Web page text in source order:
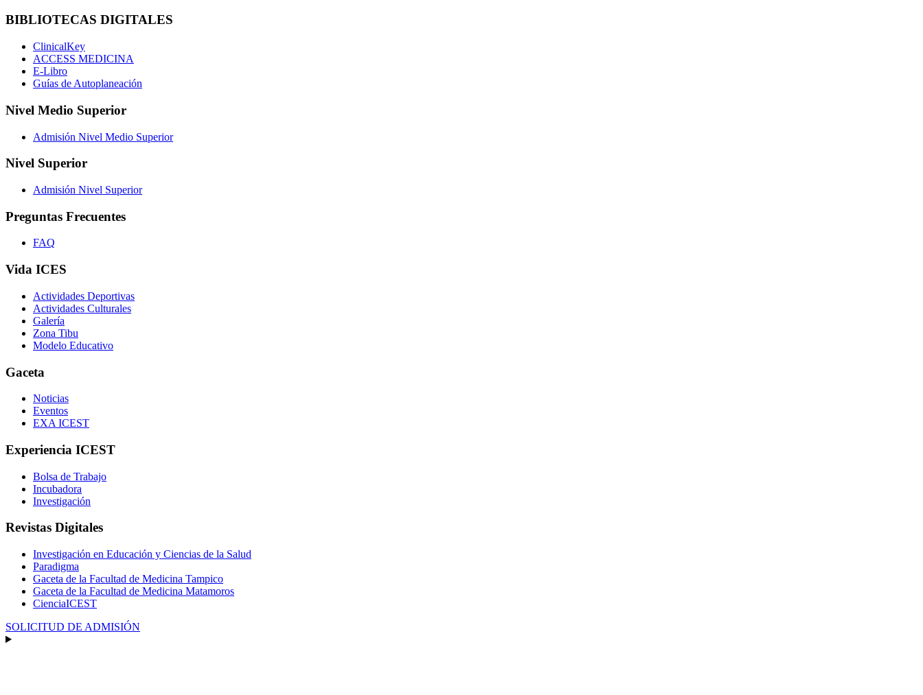
BIBLIOTECAS DIGITALES
ClinicalKey
ACCESS MEDICINA
E-Libro
Guías de Autoplaneación
Nivel Medio Superior
Admisión Nivel Medio Superior
Nivel Superior
Admisión Nivel Superior
Preguntas Frecuentes
FAQ
Vida ICES
Actividades Deportivas
Actividades Culturales
Galería
Zona Tibu
Modelo Educativo
Gaceta
Noticias
Eventos
EXA ICEST
Experiencia ICEST
Bolsa de Trabajo
Incubadora
Investigación
Revistas Digitales
Investigación en Educación y Ciencias de la Salud
Paradigma
Gaceta de la Facultad de Medicina Tampico
Gaceta de la Facultad de Medicina Matamoros
CienciaICEST
SOLICITUD DE ADMISIÓN